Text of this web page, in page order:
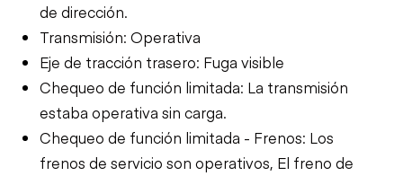
de dirección.
Transmisión: Operativa
Eje de tracción trasero: Fuga visible
Chequeo de función limitada: La transmisión
estaba operativa sin carga.
Chequeo de función limitada - Frenos: Los
frenos de servicio son operativos, El freno de